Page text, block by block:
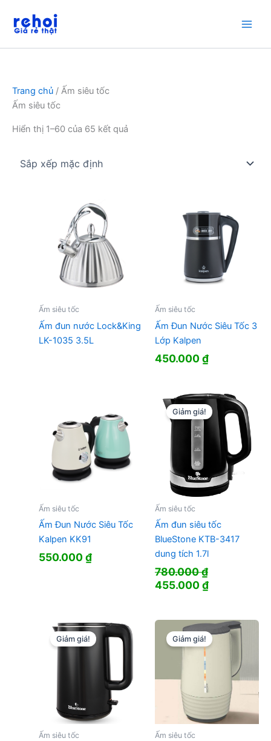
dung
Trang chủ / Ấm siêu tốc
Ấm siêu tốc
Hiển thị 1–60 của 65 kết quả
Ấm siêu tốc
Ấm đun nước Lock&King
LK-1035 3.5L
Ấm siêu tốc
Ấm Đun Nước Siêu Tốc 3
Lớp Kalpen
450.000₫
Ấm siêu tốc
Ấm Đun Nước Siêu Tốc
Kalpen KK91
550.000₫
Giảm giá!
Ấm siêu tốc
Ấm đun siêu tốc
BlueStone KTB-3417
dung tích 1.7l
780.000₫
Giá
780.000 ₫.
455.000₫Giá
là:
455.000 ₫.
Giảm giá!
Ấm siêu tốc
Giảm giá!
Ấm siêu tốc